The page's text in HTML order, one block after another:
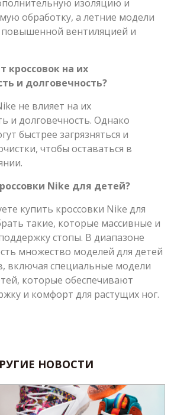
изоляцию и
обработку, а летние модели
повышенной вентиляцией и
кроссовок на их
и долговечность?
не влияет на их
и долговечность. Однако
быстрее загрязняться и
чтобы оставаться в
Nike для детей?
купить кроссовки Nike для
такие, которые массивные и
стопы. В диапазоне
множество моделей для детей
включая специальные модели
которые обеспечивают
и комфорт для растущих ног.
НОВОСТИ